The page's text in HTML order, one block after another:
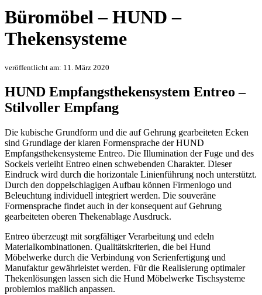
Büromöbel – HUND –
Thekensysteme
veröffentlicht am: 11. März 2020
HUND Empfangsthekensystem Entreo –
Stilvoller Empfang
Die kubische Grundform und die auf Gehrung gearbeiteten Ecken
sind Grundlage der klaren Formensprache der HUND
Empfangsthekensysteme Entreo. Die Illumination der Fuge und des
Sockels verleiht Entreo einen schwebenden Charakter. Dieser
Eindruck wird durch die horizontale Linienführung noch unterstützt.
Durch den doppelschlagigen Aufbau können Firmenlogo und
Beleuchtung individuell integriert werden. Die souveräne
Formensprache findet auch in der konsequent auf Gehrung
gearbeiteten oberen Thekenablage Ausdruck.
Entreo überzeugt mit sorgfältiger Verarbeitung und edeln
Materialkombinationen. Qualitätskriterien, die bei Hund
Möbelwerke durch die Verbindung von Serienfertigung und
Manufaktur gewährleistet werden. Für die Realisierung optimaler
Thekenlösungen lassen sich die Hund Möbelwerke Tischsysteme
problemlos maßlich anpassen.